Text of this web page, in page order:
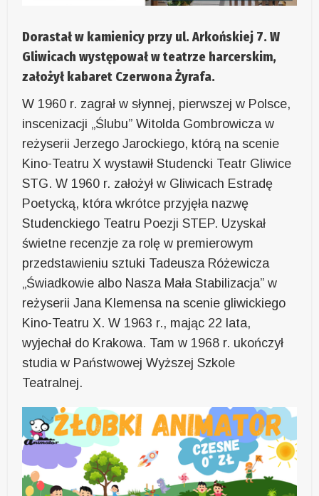
Dorastał w kamienicy przy ul. Arkońskiej 7. W
Gliwicach występował w teatrze harcerskim,
założył kabaret Czerwona Żyrafa.
W 1960 r. zagrał w słynnej, pierwszej w Polsce,
inscenizacji „Ślubu” Witolda Gombrowicza w
reżyserii Jerzego Jarockiego, którą na scenie
Kino-Teatru X wystawił Studencki Teatr Gliwice
STG. W 1960 r. założył w Gliwicach Estradę
Poetycką, która wkrótce przyjęła nazwę
Studenckiego Teatru Poezji STEP. Uzyskał
świetne recenzje za rolę w premierowym
przedstawieniu sztuki Tadeusza Różewicza
„Świadkowie albo Nasza Mała Stabilizacja” w
reżyserii Jana Klemensa na scenie gliwickiego
Kino-Teatru X. W 1963 r., mając 22 lata,
wyjechał do Krakowa. Tam w 1968 r. ukończył
studia w Państwowej Wyższej Szkole
Teatralnej.